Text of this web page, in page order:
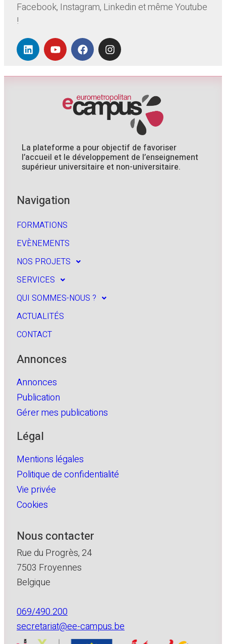
Facebook, Instagram, Linkedin et même Youtube
!
La plateforme a pour objectif de favoriser
l’accueil et le développement de l’enseignement
supérieur universitaire et non-universitaire.
Navigation
FORMATIONS
EVÈNEMENTS
NOS PROJETS
SERVICES
QUI SOMMES-NOUS ?
ACTUALITÉS
CONTACT
Annonces
Annonces
Publication
Gérer mes publications
Légal
Mentions légales
Politique de confidentialité
Vie privée
Cookies
Nous contacter
Rue du Progrès, 24
7503 Froyennes
Belgique
069/490.200
secretariat@ee-campus.be